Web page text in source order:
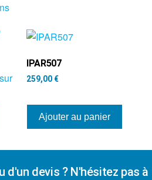
IPAR507
259,00 €
Ajouter au panier
d'un devis ? N'hésitez pas à